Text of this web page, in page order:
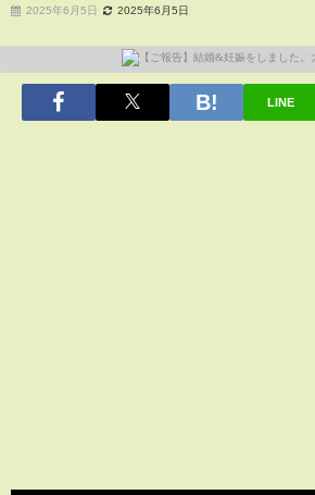
2025年6月5日 2025年6月5日
LINE